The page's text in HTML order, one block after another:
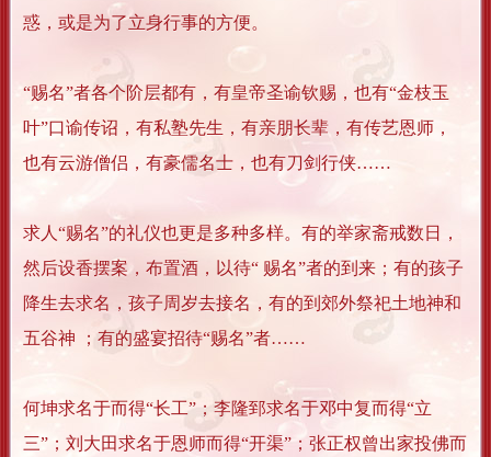
惑，或是为了立身行事的方便。
“赐名”者各个阶层都有，有皇帝圣谕钦赐，也有“金枝玉
叶”口谕传诏，有私塾先生，有亲朋长辈，有传艺恩师，
也有云游僧侣，有豪儒名士，也有刀剑行侠……
求人“赐名”的礼仪也更是多种多样。有的举家斋戒数日，
然后设香摆案，布置酒，以待“ 赐名”者的到来；有的孩子
降生去求名，孩子周岁去接名，有的到郊外祭祀土地神和
五谷神 ；有的盛宴招待“赐名”者……
何坤求名于而得“长工”；李隆郅求名于邓中复而得“立
三”；刘大田求名于恩师而得“开渠”；张正权曾出家投佛而